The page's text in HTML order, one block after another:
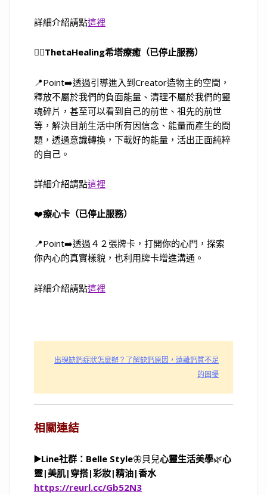
詳細介紹請點這裡
🧘‍♀️ThetaHealing希塔療癒（已停止服務）
📍Point➡️透過引導進入到Creator造物主的空間，
釋放不屬於我們的負面能量、清理不屬於我們的靈
魂碎片，甚至可以看到自己的前世、祖先的前世
等，解決目前生活中所有因信念、能量而產生的問
題，透過意識轉換，下載好的能量，活出正面純粹
的自己。
詳細介紹請點這裡
❤️療心卡（已停止服務）
📍Point➡️透過４２張牌卡，打開你的心門，探索
你內心的真實樣貌，也利用牌卡增進溝通。
詳細介紹請點這裡
出現缺鈣症狀怎麼辦？了解缺鈣原因，遠離鈣質不足
的困擾
相關連結
▶️Line社群：Belle Style🦋貝兒心靈生活美學🌿心
靈|美肌| 穿搭|彩妝|精油|香水
https://reurl.cc/Gb52N3